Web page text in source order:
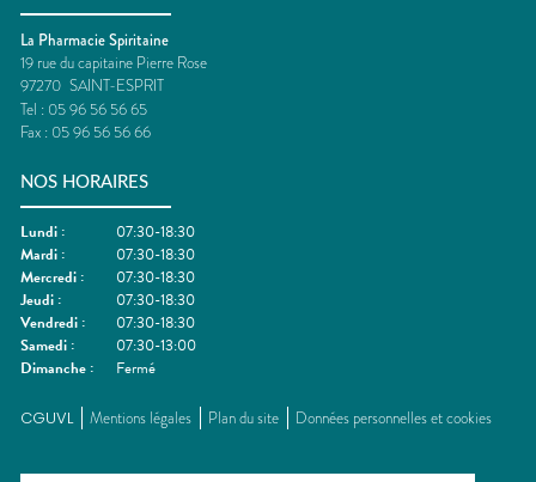
La Pharmacie Spiritaine
19 rue du capitaine Pierre Rose
97270 SAINT-ESPRIT
Tel : 05 96 56 56 65
Fax : 05 96 56 56 66
NOS HORAIRES
Lundi :
07:30-18:30
Mardi :
07:30-18:30
Mercredi :
07:30-18:30
Jeudi :
07:30-18:30
Vendredi :
07:30-18:30
Samedi :
07:30-13:00
Dimanche : Fermé
CGUVL Mentions légales Plan du site Données personnelles et cookies